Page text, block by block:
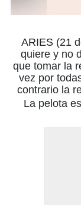
ARIES (21
quiere y no
que tomar la
vez por
contrario la
La pelota